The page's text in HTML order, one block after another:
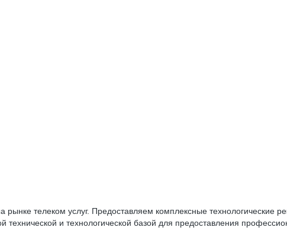
телеком услуг. Предоставляем комплексные технологические
и технологической базой для предоставления